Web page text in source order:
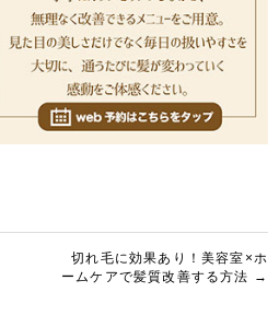
切れ毛に効果あり！美容室×ホ
ームケアで髪質改善する方法 →